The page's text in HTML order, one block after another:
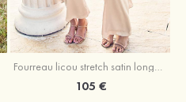
Fourreau licou stretch satin longueur cheville robe de demoiselle d'honneur
105 €